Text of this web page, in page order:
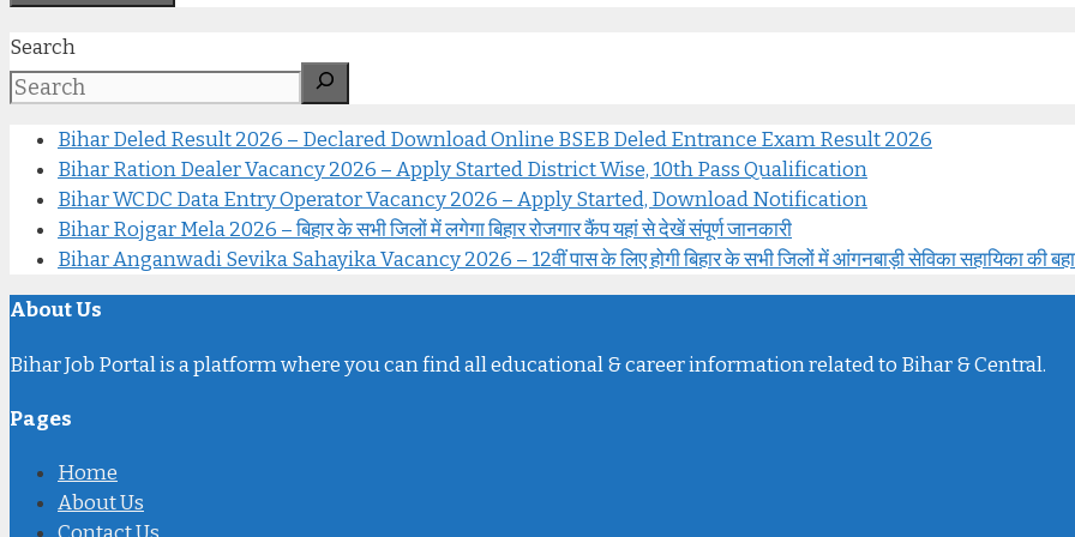
Search
Bihar Deled Result 2026 – Declared Download Online BSEB Deled Entrance Exam Result 2026
Bihar Ration Dealer Vacancy 2026 – Apply Started District Wise, 10th Pass Qualification
Bihar WCDC Data Entry Operator Vacancy 2026 – Apply Started, Download Notification
Bihar Rojgar Mela 2026 – बिहार के सभी जिलों में लगेगा बिहार रोजगार कैंप यहां से देखें संपूर्ण जानकारी
Bihar Anganwadi Sevika Sahayika Vacancy 2026 – 12वीं पास के लिए होगी बिहार के सभी जिलों में आंगनबाड़ी सेविका सहायिका की
About Us
Bihar Job Portal is a platform where you can find all educational & career information related to Bihar & Central.
Pages
Home
About Us